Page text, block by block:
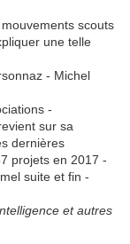
scouts
une telle
- Michel
-
sur sa
dernières
projets en 2017 -
suite et fin -
et autres